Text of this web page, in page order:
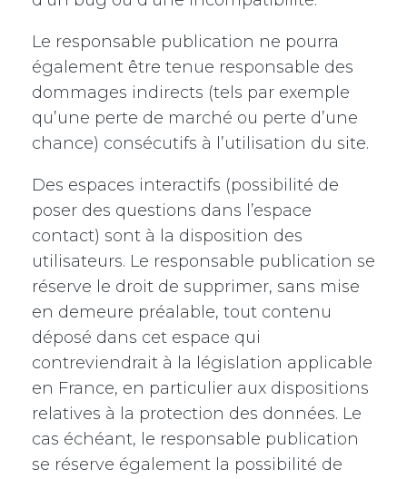
Le responsable publication ne pourra
également être tenue responsable des
dommages indirects (tels par exemple
qu’une perte de marché ou perte d’une
chance) consécutifs à l’utilisation du site.
Des espaces interactifs (possibilité de
poser des questions dans l’espace
contact) sont à la disposition des
utilisateurs. Le responsable publication se
réserve le droit de supprimer, sans mise
en demeure préalable, tout contenu
déposé dans cet espace qui
contreviendrait à la législation applicable
en France, en particulier aux dispositions
relatives à la protection des données. Le
cas échéant, le responsable publication
se réserve également la possibilité de